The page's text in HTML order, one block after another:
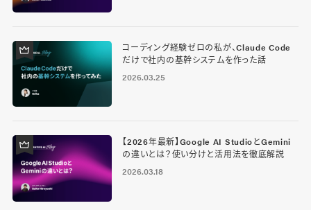
コーディング経験ゼロの私が、Claude Code
だけで社内の基幹システムを作った話
2026.03.25
【2026年最新】Google AI StudioとGemini
の違いとは？使い分けと活用法を徹底解説
2026.03.18